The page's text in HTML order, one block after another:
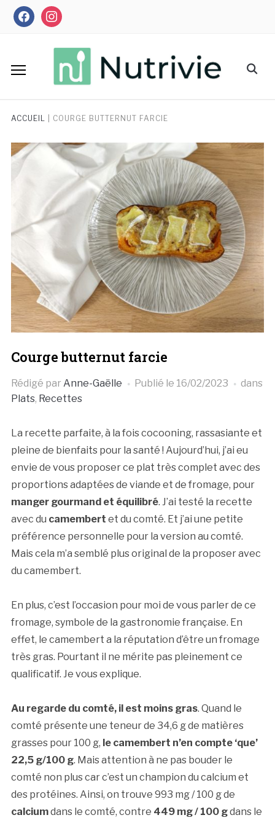
Skipfacebookinstagram
Search
ACCUEIL COURGE BUTTERNUT FARCIE
Courge butternut farcie
Rédigé par Anne-Gaëlle Publié le 16/02/2023
dans
Plats, Recettes
La recette parfaite, à la fois cocooning, rassasiante et
pleine de bienfaits pour la santé ! Aujourd’hui, j’ai eu
envie de vous proposer ce plat très complet avec des
proportions adaptées de viande et de fromage, pour
manger gourmand et équilibré. J’ai testé la recette
avec du camembert et du comté. Et j’ai une petite
préférence personnelle pour la version au comté.
Mais cela m’a semblé plus original de la proposer avec
du camembert.
En plus, c’est l’occasion pour moi de vous parler de ce
fromage, symbole de la gastronomie française. En
effet, le camembert a la réputation d’être un fromage
très gras. Pourtant il ne mérite pas pleinement ce
qualificatif. Je vous explique.
Au regarde du comté, il est moins gras. Quand le
comté présente une teneur de 34,6 g de matières
grasses pour 100 g, le camembert n’en compte ‘que’
22,5 g/100 g. Mais attention à ne pas bouder le
comté non plus car c’est un champion du calcium et
des protéines. Ainsi, on trouve 993 mg / 100 g de
calciumdans le comté, contre 449 mg / 100 gdans le